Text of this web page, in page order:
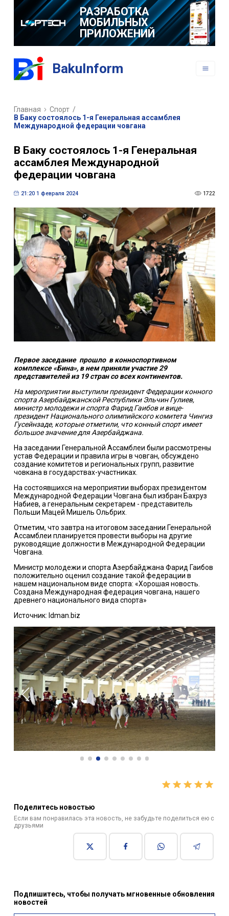
РАЗРАБОТКА
МОБИЛЬНЫХ
ПРИЛОЖЕНИЙ
BakuInform
Главная Спорт /
В Баку состоялось 1-я Генеральная ассамблея
Международной федерации човгaна
В Баку состоялось 1-я Генеральная
ассамблея Международной
федерации човгaна
21:20 1 февраля 2024 1722
Первое заседание прошло в конноспортивном
комплексе «Бина», в нем приняли участие 29
представителей из 19 стран со всех континентов.
На мероприятии выступили президент Федерации конного
спорта Азербайджанской Республики Эльчин Гулиев,
министр молодежи и спорта Фарид Гаибов и вице-
президент Национального олимпийского комитета Чингиз
Гусейнзаде, которые отметили, что конный спорт имеет
большое значение для Азербайджана.
На заседании Генеральной Ассамблеи были рассмотрены
устав Федерации и правила игры в човгaн, обсуждено
создание комитетов и региональных групп, развитие
човкaна в государствах-участниках.
На состоявшихся на мероприятии выборах президентом
Международной Федерации Човгана был избран Бахруз
Набиев, а генеральным секретарем - представитель
Польши Мацей Мишель Ольбрих.
Отметим, что завтра на итоговом заседании Генеральной
Ассамблеи планируется провести выборы на другие
руководящие должности в Международной Федерации
Човгана.
Министр молодежи и спорта Азербайджана Фарид Гаибов
положительно оценил создание такой федерации в
нашем национальном виде спорта: «Хорошая новость.
Создана Международная федерация човгaна, нашего
древнего национального вида спорта»
Источник: Idman.biz
Поделитесь новостью
Подпишитесь, чтобы получать мгновенные обновления